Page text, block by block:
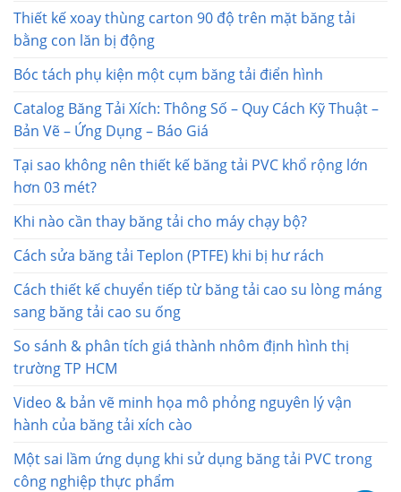
Thiết kế xoay thùng carton 90 độ trên mặt băng tải
bằng con lăn bị động
Bóc tách phụ kiện một cụm băng tải điển hình
Catalog Băng Tải Xích: Thông Số – Quy Cách Kỹ Thuật –
Bản Vẽ – Ứng Dụng – Báo Giá
Tại sao không nên thiết kế băng tải PVC khổ rộng lớn
hơn 03 mét?
Khi nào cần thay băng tải cho máy chạy bộ?
Cách sửa băng tải Teplon (PTFE) khi bị hư rách
Cách thiết kế chuyển tiếp từ băng tải cao su lòng máng
sang băng tải cao su ống
So sánh & phân tích giá thành nhôm định hình thị
trường TP HCM
Video & bản vẽ minh họa mô phỏng nguyên lý vận
hành của băng tải xích cào
Một sai lầm ứng dụng khi sử dụng băng tải PVC trong
công nghiệp thực phẩm